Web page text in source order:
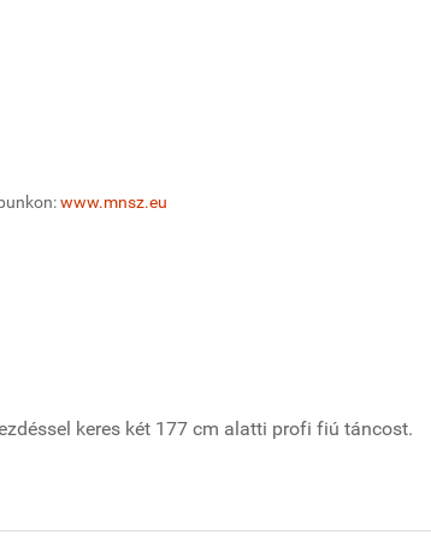
www.mnsz.eu
keres két 177 cm alatti profi fiú táncost.